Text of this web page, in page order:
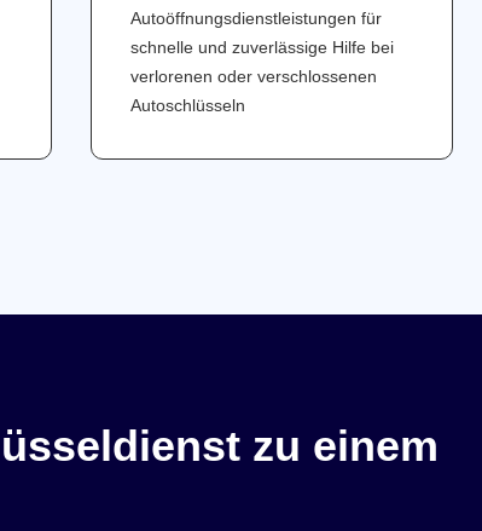
Autoöffnungsdienstleistungen für
schnelle und zuverlässige Hilfe bei
verlorenen oder verschlossenen
Autoschlüsseln
zu einem